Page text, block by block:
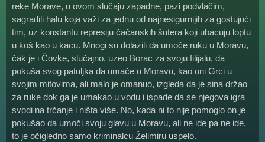
reke Morave, u ovom slučaju zapadne, pazi podvlačim,
sagradili halu koja važi za jednu od najnesigurnijih za gostujući
tim, uz konstantu represiju čačanskih šutera koji ubacuju loptu
u koš kao u kacu. Mnogi su dolazili da umoče ruku u Moravu,
čak je i Čovke, slučajno, uzeo Borac za svoju filijalu, da
pokuša svog patuljka da umače u Moravu, kao oni Grci u
svojim mitovima, ali malo je omanuo, izgleda da je sina držao
za ruke dok ga je umakao u vodu i ispade da se njegova igra
svodi na trčanje i ništa više. No, kada ni to nije pomoglo on je
pokušao da umoči svoju glavu u Moravu, ali ne ide pa ne ide,
to je očigledno samo kriminalcu Želimiru uspelo.